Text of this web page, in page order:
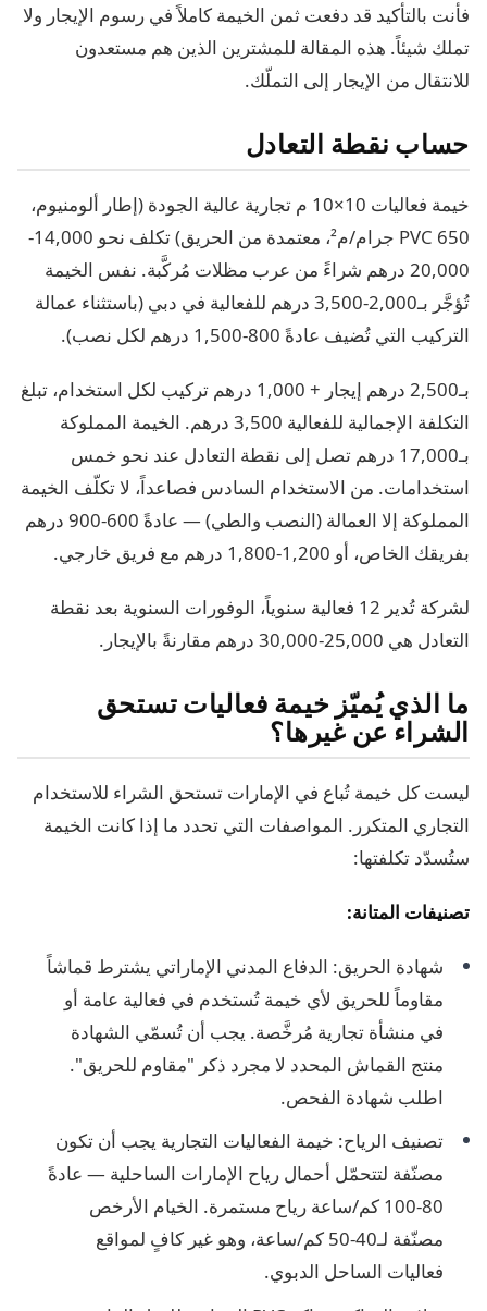
فأنت بالتأكيد قد دفعت ثمن الخيمة كاملاً في رسوم الإيجار ولا
تملك شيئاً. هذه المقالة للمشترين الذين هم مستعدون
للانتقال من الإيجار إلى التملّك.
حساب نقطة التعادل
خيمة فعاليات 10×10 م تجارية عالية الجودة (إطار ألومنيوم،
PVC 650 جرام/م²، معتمدة من الحريق) تكلف نحو 14,000-
20,000 درهم شراءً من عرب مظلات مُركَّبة. نفس الخيمة
تُؤجَّر بـ2,000-3,500 درهم للفعالية في دبي (باستثناء عمالة
التركيب التي تُضيف عادةً 800-1,500 درهم لكل نصب).
بـ2,500 درهم إيجار + 1,000 درهم تركيب لكل استخدام، تبلغ
التكلفة الإجمالية للفعالية 3,500 درهم. الخيمة المملوكة
بـ17,000 درهم تصل إلى نقطة التعادل عند نحو خمس
استخدامات. من الاستخدام السادس فصاعداً، لا تكلّف الخيمة
المملوكة إلا العمالة (النصب والطي) — عادةً 600-900 درهم
بفريقك الخاص، أو 1,200-1,800 درهم مع فريق خارجي.
لشركة تُدير 12 فعالية سنوياً، الوفورات السنوية بعد نقطة
التعادل هي 25,000-30,000 درهم مقارنةً بالإيجار.
ما الذي يُميّز خيمة فعاليات تستحق
الشراء عن غيرها؟
ليست كل خيمة تُباع في الإمارات تستحق الشراء للاستخدام
التجاري المتكرر. المواصفات التي تحدد ما إذا كانت الخيمة
ستُسدّد تكلفتها:
تصنيفات المتانة:
شهادة الحريق: الدفاع المدني الإماراتي يشترط قماشاً
مقاوماً للحريق لأي خيمة تُستخدم في فعالية عامة أو
في منشأة تجارية مُرخَّصة. يجب أن تُسمّي الشهادة
منتج القماش المحدد لا مجرد ذكر "مقاوم للحريق".
اطلب شهادة الفحص.
تصنيف الرياح: خيمة الفعاليات التجارية يجب أن تكون
مصنّفة لتتحمّل أحمال رياح الإمارات الساحلية — عادةً
80-100 كم/ساعة رياح مستمرة. الخيام الأرخص
مصنّفة لـ40-50 كم/ساعة، وهو غير كافٍ لمواقع
فعاليات الساحل الدبوي.